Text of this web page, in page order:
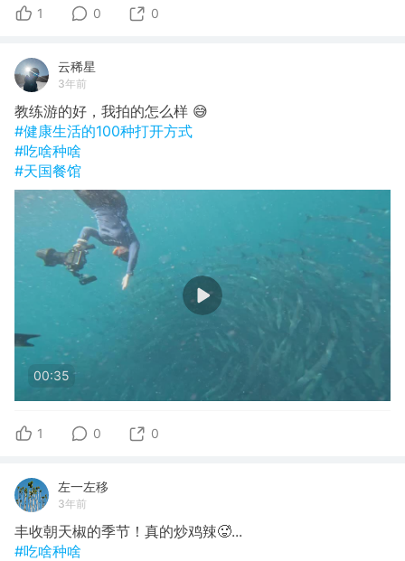
1 0 0
云稀星
3年前
教练游的好，我拍的怎么样 😅
#健康生活的100种打开方式
#吃啥种啥
#天国餐馆
00:35
1 0 0
左一左移
3年前
丰收朝天椒的季节！真的炒鸡辣🥵...
#吃啥种啥